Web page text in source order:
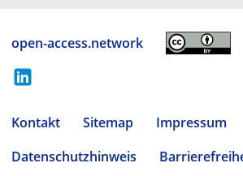
open-access.network
Kontakt Sitemap
Impressum
Datenschutzhinweis